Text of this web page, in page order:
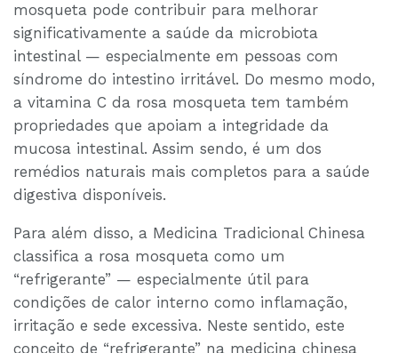
mosqueta pode contribuir para melhorar
significativamente a saúde da microbiota
intestinal — especialmente em pessoas com
síndrome do intestino irritável. Do mesmo modo,
a vitamina C da rosa mosqueta tem também
propriedades que apoiam a integridade da
mucosa intestinal. Assim sendo, é um dos
remédios naturais mais completos para a saúde
digestiva disponíveis.
Para além disso, a Medicina Tradicional Chinesa
classifica a rosa mosqueta como um
“refrigerante” — especialmente útil para
condições de calor interno como inflamação,
irritação e sede excessiva. Neste sentido, este
conceito de “refrigerante” na medicina chinesa